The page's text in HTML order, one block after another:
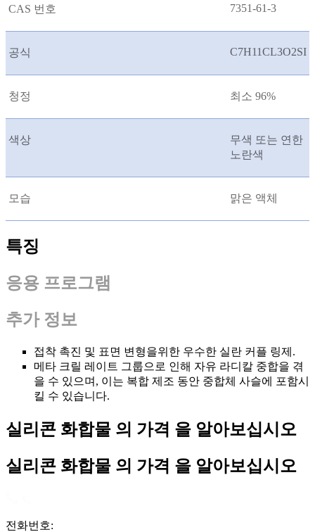
CAS 번호 7351-61-3
공식 C7H11CL3O2SI
청정 최소 96%
색상
무색 또는 연한
노란색
모습 맑은 액체
특징
응용 프로그램
추가 정보
접착 촉진 및 표면 변형을위한 우수한 실란 커플 링제.
메타 크릴 레이트 그룹으로 인해 자유 라디칼 중합을 겪
을 수 있으며, 이는 복합 제조 동안 중합체 사슬에 포함시
킬 수 있습니다.
실리콘 화합물 의 가격 을 알아보십시오
실리콘 화합물 의 가격 을 알아보십시오
전화번호: